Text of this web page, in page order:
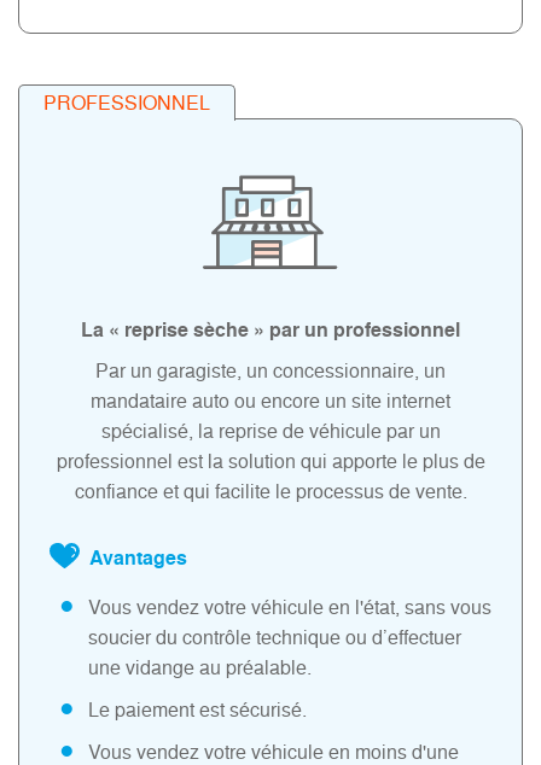
PROFESSIONNEL
La « reprise sèche » par un professionnel
Par un garagiste, un concessionnaire, un
mandataire auto ou encore un site internet
spécialisé, la reprise de véhicule par un
professionnel est la solution qui apporte le plus de
confiance et qui facilite le processus de vente.
Avantages
Vous vendez votre véhicule en l'état, sans vous
soucier du contrôle technique ou d’effectuer
une vidange au préalable.
Le paiement est sécurisé.
Vous vendez votre véhicule en moins d'une